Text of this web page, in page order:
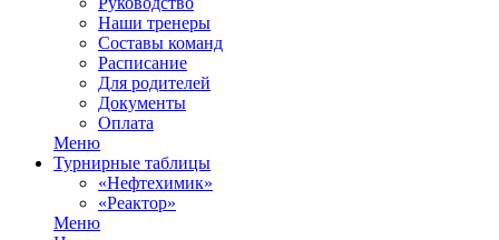
Наши тренеры
Составы команд
Расписание
Для родителей
Документы
Оплата
Меню
Турнирные таблицы
«Нефтехимик»
«Реактор»
Меню